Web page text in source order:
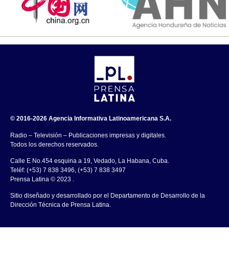
© 2016-2026 Agencia Informativa Latinoamericana S.A.
Radio – Televisión – Publicaciones impresas y digitales.
Todos los derechos reservados.
Calle E No.454 esquina a 19, Vedado, La Habana, Cuba.
Teléf: (+53) 7 838 3496, (+53) 7 838 3497
Prensa Latina © 2023 .
Sitio diseñado y desarrollado por el Departamento de Desarrollo de la
Dirección Técnica de Prensa Latina.